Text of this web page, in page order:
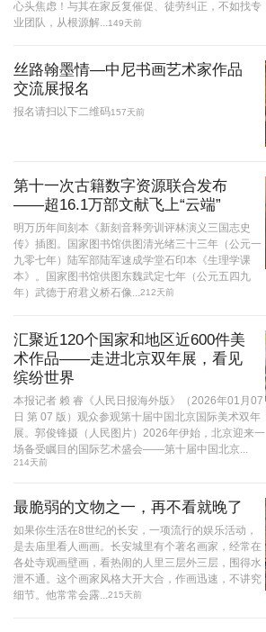
心头焦虑！与其在家反复催促、徒劳纠正，不如找专
业团队，从根源解...149天前
丝路翰墨情—中尼书画艺术家作品
交流展报名
报名请扫以下二维码157天前
第十一次古籍数字资源联合发布
——超16.1万部文献飞上“云端”
明万历年间刻本《新刻音释旁训评林演义三国志史
传》插图。国家图书馆供图清光绪三十三年（公元一
九零七年）陆军部陆军速成学堂石印本《生理学课
本》。国家图书馆供图东魏武定七年（公元五四九
年）武德于府君义桥石像...
212天前
汇聚近120个国家和地区近600件美
术作品——走进北京双年展，看见
缤纷世界
本报记者 赖 睿《人民日报海外版》（2026年01月07
日 第 07 版）观众参观第十届中国北京国际美术双年
展。郭俊锋摄（人民图片）2026年伊始，北京迎来一
场备受瞩目的国际艺术盛会——第十届中国北京...
214天前
最脆弱的文物之一，再不看就晚了
如果你生活在8世纪的长安，一项流行的娱乐活动，
是去庙里看人画画。长安城里有个著名画家，经常在
各处寺观画壁画，看热闹的人里三层外三层，围得水
泄不通。这个画家风格大开大合，作画迅速，不讲究
细节。他常常会露...
215天前